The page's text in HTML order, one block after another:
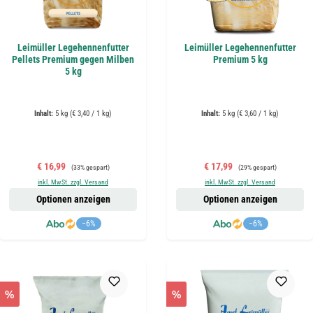
Leimüller Legehennenfutter
Pellets Premium gegen Milben
5 kg
Inhalt: 5 kg (€ 3,40 / 1 kg)
Verkaufspreis:
€ 16,99 Regulärer Preis:
(33% gespart)
inkl. MwSt. zzgl. Versand
−6%
Optionen anzeigen
Leimüller Legehennenfutter
Premium 5 kg
Inhalt: 5 kg (€ 3,60 / 1 kg)
Verkaufspreis:
€ 17,99 Regulärer Preis:
(29% gespart)
inkl. MwSt. zzgl. Versand
−6%
Optionen anzeigen
% %